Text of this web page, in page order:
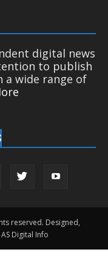
digital news
to publish
a wide range of
reserved. Designed,
Digital Info